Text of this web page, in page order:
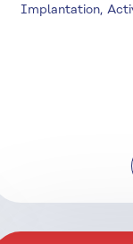
Implantation,